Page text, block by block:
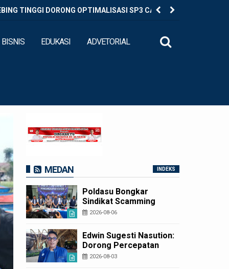
TINGGI DORONG OPTIMALISASI SP3 CATIN
BISNIS EDUKASI ADVETORIAL
MEDAN INDEKS
Poldasu Bongkar
Sindikat Scamming
Internasional di
Korban Rugi Rp6,7 Miliar
2026-08-06
Edwin Sugesti Nasution:
Dorong Percepatan
Perda PBG Guna
2026-08-03